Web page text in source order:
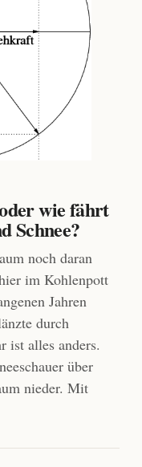
wie fährt
Schnee?
noch daran
im Kohlenpott
Jahren
durch
ist alles anders.
über
nieder. Mit